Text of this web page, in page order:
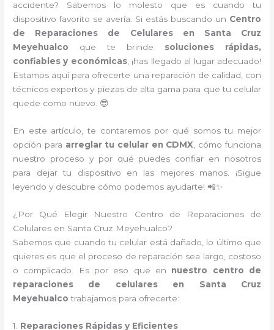
accidente? Sabemos lo molesto que es cuando tu
dispositivo favorito se avería. Si estás buscando un Centro
de Reparaciones de Celulares en Santa Cruz
Meyehualco que te brinde soluciones rápidas,
confiables y económicas, ¡has llegado al lugar adecuado!
Estamos aquí para ofrecerte una reparación de calidad, con
técnicos expertos y piezas de alta gama para que tu celular
quede como nuevo. 😎
En este artículo, te contaremos por qué somos tu mejor
opción para arreglar tu celular en CDMX , cómo funciona
nuestro proceso y por qué puedes confiar en nosotros
para dejar tu dispositivo en las mejores manos. ¡Sigue
leyendo y descubre cómo podemos ayudarte! 📲✨
¿Por Qué Elegir Nuestro Centro de Reparaciones de
Celulares en Santa Cruz Meyehualco?
Sabemos que cuando tu celular está dañado, lo último que
quieres es que el proceso de reparación sea largo, costoso
o complicado. Es por eso que en nuestro centro de
reparaciones de celulares en Santa Cruz
Meyehualco trabajamos para ofrecerte:
1. Reparaciones Rápidas y Eficientes